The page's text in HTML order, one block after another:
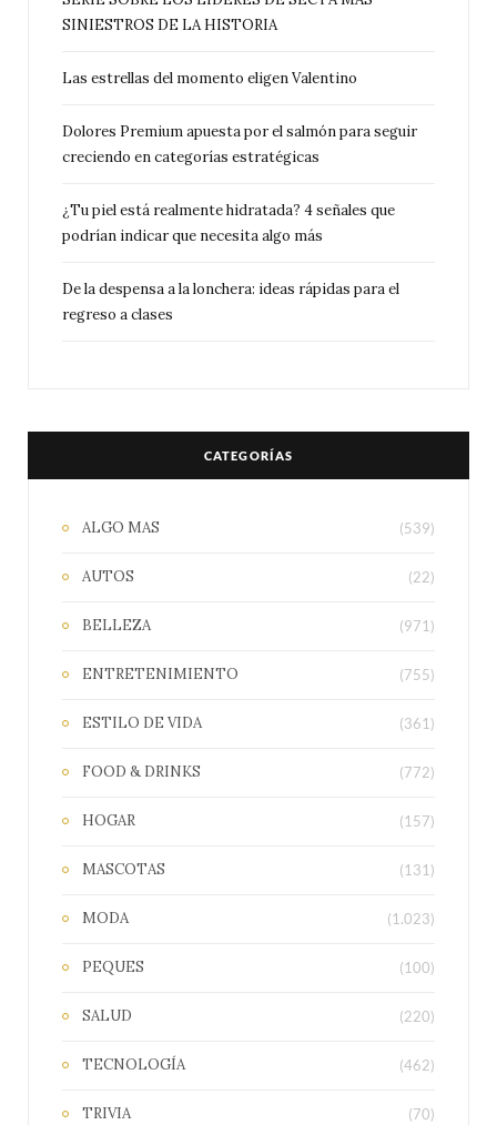
SINIESTROS DE LA HISTORIA
Las estrellas del momento eligen Valentino
Dolores Premium apuesta por el salmón para seguir
creciendo en categorías estratégicas
¿Tu piel está realmente hidratada? 4 señales que
podrían indicar que necesita algo más
De la despensa a la lonchera: ideas rápidas para el
regreso a clases
CATEGORÍAS
ALGO MAS (539)
AUTOS (22)
BELLEZA (971)
ENTRETENIMIENTO (755)
ESTILO DE VIDA (361)
FOOD & DRINKS (772)
HOGAR (157)
MASCOTAS (131)
MODA (1.023)
PEQUES (100)
SALUD (220)
TECNOLOGÍA (462)
TRIVIA (70)